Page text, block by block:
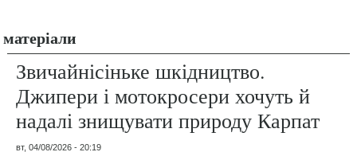
матеріали
Звичайнісіньке шкідництво.
Джипери і мотокросери хочуть й
надалі знищувати природу Карпат
вт, 04/08/2026 - 20:19